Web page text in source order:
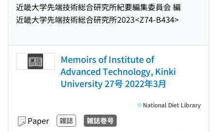
近畿大学先端技術総合研究所紀要編集委員会 編
近畿大学先端技術総合研究所2023<Z74-B434>
Memoirs of Institute of
Advanced Technology, Kinki
University 27号 2022年3月
Paper 雑誌 雑誌巻号
National Diet Library